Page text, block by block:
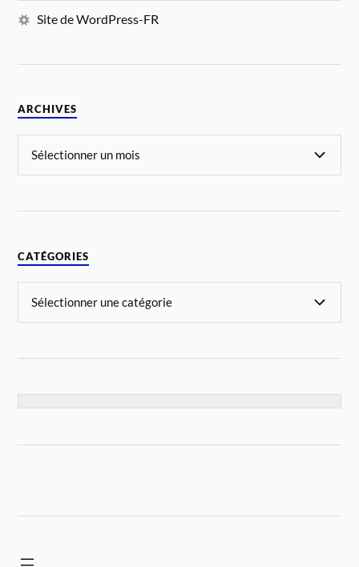
Site de WordPress-FR
ARCHIVES
CATÉGORIES